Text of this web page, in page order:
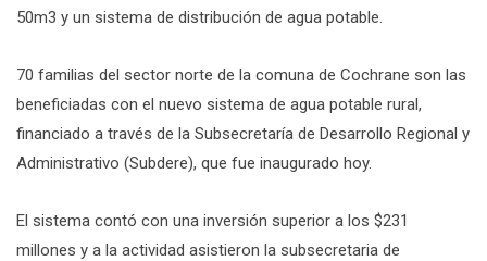
50m3 y un sistema de distribución de agua potable.
70 familias del sector norte de la comuna de Cochrane son las
beneficiadas con el nuevo sistema de agua potable rural,
financiado a través de la Subsecretaría de Desarrollo Regional y
Administrativo (Subdere), que fue inaugurado hoy.
El sistema contó con una inversión superior a los $231
millones y a la actividad asistieron la subsecretaria de